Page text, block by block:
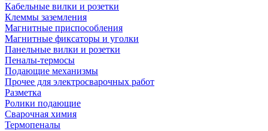
Кабельные вилки и розетки
Клеммы заземления
Магнитные приспособления
Магнитные фиксаторы и уголки
Панельные вилки и розетки
Пеналы-термосы
Подающие механизмы
Прочее для электросварочных работ
Разметка
Ролики подающие
Сварочная химия
Термопеналы